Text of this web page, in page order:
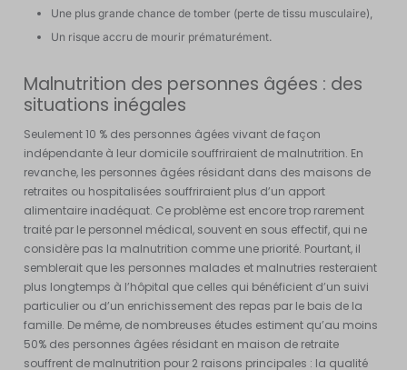
Une plus grande chance de tomber (perte de tissu musculaire),
Un risque accru de mourir prématurément.
Malnutrition des personnes âgées : des
situations inégales
Seulement 10 % des personnes âgées vivant de façon
indépendante à leur domicile souffriraient de malnutrition. En
revanche, les personnes âgées résidant dans des maisons de
retraites ou hospitalisées souffriraient plus d’un apport
alimentaire inadéquat. Ce problème est encore trop rarement
traité par le personnel médical, souvent en sous effectif, qui ne
considère pas la malnutrition comme une priorité. Pourtant, il
semblerait que les personnes malades et malnutries resteraient
plus longtemps à l’hôpital que celles qui bénéficient d’un suivi
particulier ou d’un enrichissement des repas par le bais de la
famille. De même, de nombreuses études estiment qu’au moins
50% des personnes âgées résidant en maison de retraite
souffrent de malnutrition pour 2 raisons principales : la qualité